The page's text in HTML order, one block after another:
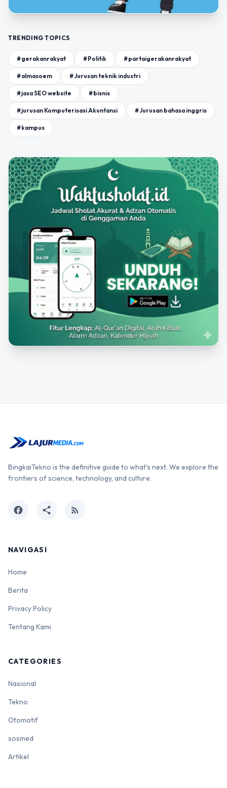
TRENDING TOPICS
#gerakanrakyat #Politik #partaigerakanrakyat
#almasoem #Jurusan teknik industri
#jasa SEO website #bisnis
#jurusan Komputerisasi Akuntansi #Jurusan bahasa inggris
#kampus
BingkaiTekno is the definitive guide to what's next. We explore the
frontiers of science, technology, and culture.
facebook share rss_feed
NAVIGASI
Home
Berita
Privacy Policy
Tentang Kami
CATEGORIES
Nasional
Tekno
Otomotif
sosmed
Artikel